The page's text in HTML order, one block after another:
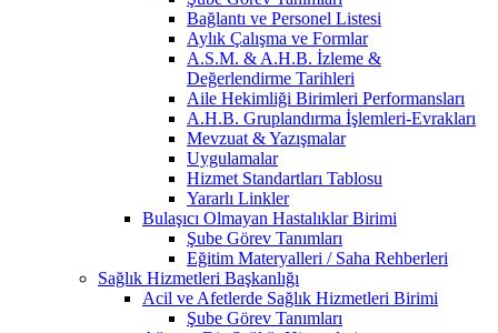
Bağlantı ve Personel Listesi
Aylık Çalışma ve Formlar
A.S.M. & A.H.B. İzleme &
Değerlendirme Tarihleri
Aile Hekimliği Birimleri Performansları
A.H.B. Gruplandırma İşlemleri-Evrakları
Mevzuat & Yazışmalar
Uygulamalar
Hizmet Standartları Tablosu
Yararlı Linkler
Bulaşıcı Olmayan Hastalıklar Birimi
Şube Görev Tanımları
Eğitim Materyalleri / Saha Rehberleri
Sağlık Hizmetleri Başkanlığı
Acil ve Afetlerde Sağlık Hizmetleri Birimi
Şube Görev Tanımları